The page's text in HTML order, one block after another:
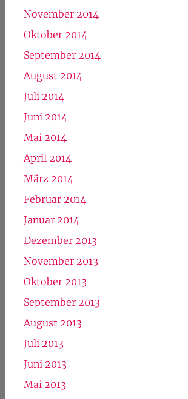
November 2014
Oktober 2014
September 2014
August 2014
Juli 2014
Juni 2014
Mai 2014
April 2014
März 2014
Februar 2014
Januar 2014
Dezember 2013
November 2013
Oktober 2013
September 2013
August 2013
Juli 2013
Juni 2013
Mai 2013